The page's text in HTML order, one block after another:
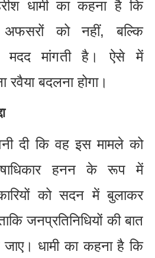
धामी का कहना है कि
को नहीं, बल्कि
से मदद मांगती है। ऐसे में
रवैया बदलना होगा।
दी कि वह इस मामले को
हनन के रूप में
को सदन में बुलाकर
जनप्रतिनिधियों की बात
जाए। धामी का कहना है कि